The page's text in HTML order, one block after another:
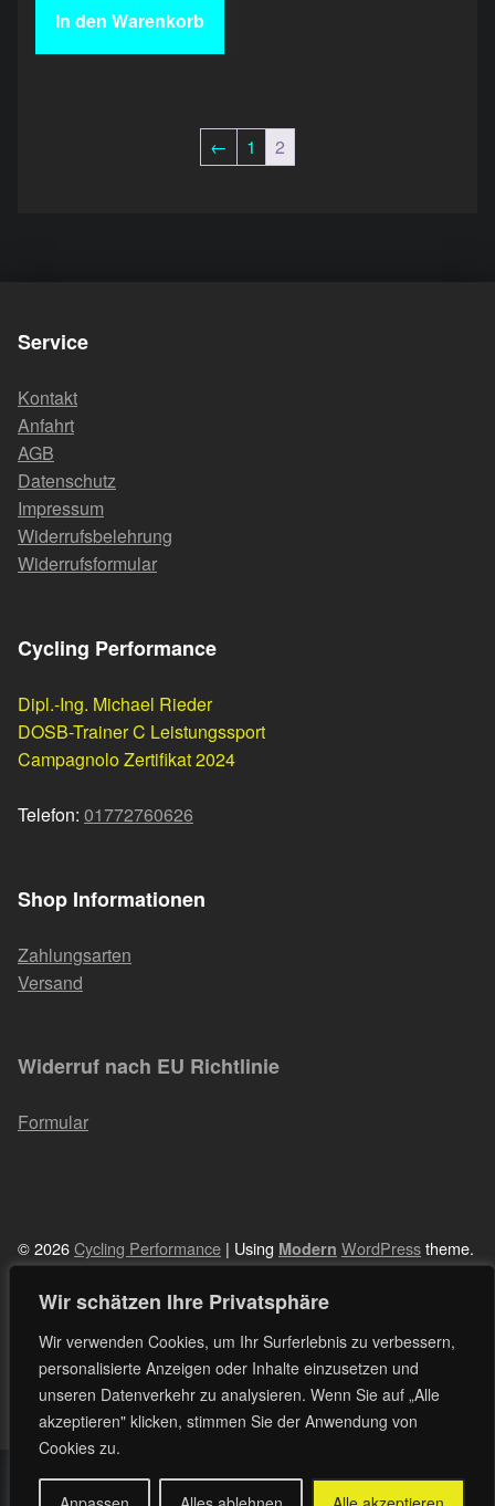
Wir schätzen Ihre Privatsphäre
Wir verwenden Cookies, um Ihr Surferlebnis zu verbessern,
personalisierte Anzeigen oder Inhalte einzusetzen und
unseren Datenverkehr zu analysieren. Wenn Sie auf „Alle
akzeptieren" klicken, stimmen Sie der Anwendung von
Cookies zu.
In den Warenkorb
← 1
2
Service
Kontakt
Anfahrt
AGB
Datenschutz
Impressum
Widerrufsbelehrung
Widerrufsformular
Cycling Performance
Dipl.-Ing. Michael Rieder
DOSB-Trainer C Leistungssport
Campagnolo Zertifikat 2024
Telefon: 01772760626
Shop Informationen
Zahlungsarten
Versand
Widerruf nach EU Richtlinie
Formular
© 2026Cycling Performance | Using Modern WordPresstheme.
LinkedIn
InstagramNewsletter
Back to top ↑
Vertrag widerrufen